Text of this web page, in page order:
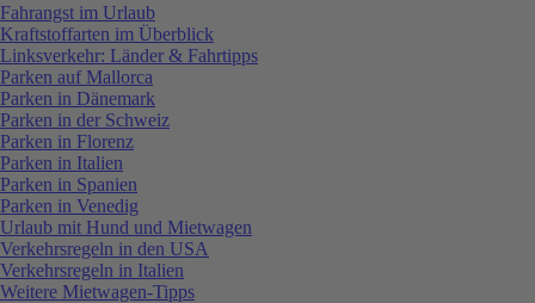
Fahrangst im Urlaub
Kraftstoffarten im Überblick
Linksverkehr: Länder & Fahrtipps
Parken auf Mallorca
Parken in Dänemark
Parken in der Schweiz
Parken in Florenz
Parken in Italien
Parken in Spanien
Parken in Venedig
Urlaub mit Hund und Mietwagen
Verkehrsregeln in den USA
Verkehrsregeln in Italien
Weitere Mietwagen-Tipps